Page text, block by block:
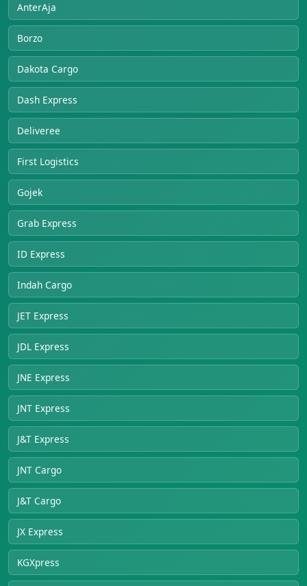
AnterAja
Borzo
Dakota Cargo
Dash Express
Deliveree
First Logistics
Gojek
Grab Express
ID Express
Indah Cargo
JET Express
JDL Express
JNE Express
JNT Express
J&T Express
JNT Cargo
J&T Cargo
JX Express
KGXpress